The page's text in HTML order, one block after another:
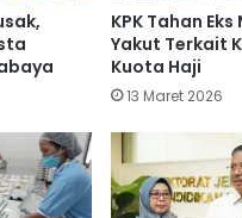
KPK Tahan
Yakut Terkait
Kuota Haji
13 Maret 2026